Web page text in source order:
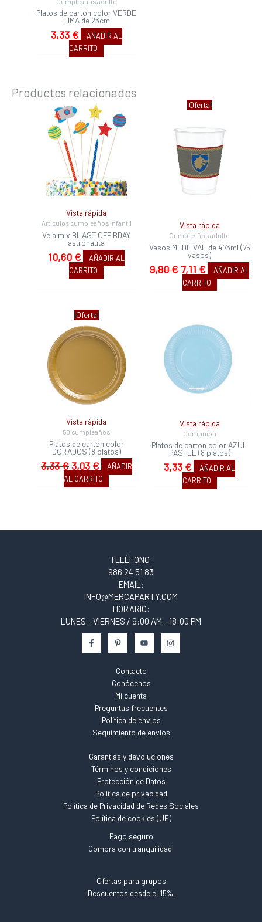
Platos de cartón color VERDE
LIMA de 23cm
3,33 €
AÑADIR AL
CARRITO
Productos relacionados
Vista rápida
Artículos cumpleaños infantil
Vela mix BLAST OFF BDAY
astronauta
10,60 €
AÑADIR AL
CARRITO
¡Oferta!
Vista rápida
Cumpleaños adulto
Vasos MEDIEVAL de 473ml (75
vasos)
9,80€
El
original
era:
9,80 €.
7,11 €
El
actual
es:
7,11 €.
AÑADIR AL
CARRITO
¡Oferta!
Vista rápida
50 cumpleaños
Platos de cartón color
DORADOS (8 platos)
3,33€
El
precio
original
3,03 €
precio
actual
es:
3,03 €.
AÑADIR
AL CARRITO
Vista rápida
Comunión
Platos de carton color AZUL
PASTEL (8 platos)
3,33 €
AÑADIR AL
CARRITO
TELÉFONO:
986 24 51 83
EMAIL:
INFO@MERCAPARTY.COM
HORARIO:
LUNES - VIERNES / 9:00 AM - 18:00 PM
Contacto
Conócenos
Mi cuenta
Preguntas frecuentes
Política de envios
Seguimiento de envíos
Garantías y devoluciones
Términos y condiciones
Protección de Datos
Política de privacidad
Política de Privacidad de Redes Sociales
Política de cookies (UE)
Pago seguro
Compra con tranquilidad.
Ofertas para grupos
Descuentos desde el 15%.